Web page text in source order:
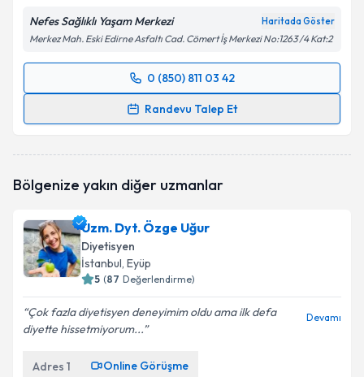
Nefes Sağlıklı Yaşam Merkezi Haritada Göster
Merkez Mah. Eski Edirne Asfaltı Cad. Cömert İş Merkezi No:1263 /4 Kat:2
0 (850) 811 03 42
Randevu Talep Et
Randevu Takvimi Talebi
Size bu uzmandan randevu almanız için bir takvim
Kişisel verilerimin işlenmesine ilişkin
Metni'ni okudum ve kişisel verilerimin belirtilen
kapsamda işlenmesini kabul ediyorum.
Takvim Talebini Gönder
Bölgenize yakın diğer uzmanlar
Uzm. Dyt. Özge Uğur
Diyetisyen
İstanbul, Eyüp
5 (87 Değerlendirme)
Çok fazla diyetisyen deneyimim oldu ama ilk defa
diyette hissetmiyorum...
Devamı
Adres 1 Online Görüşme